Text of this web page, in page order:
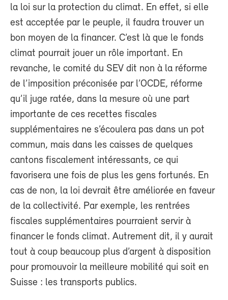
la loi sur la protection du climat. En effet, si elle
est acceptée par le peuple, il faudra trouver un
bon moyen de la financer. C’est là que le fonds
climat pourrait jouer un rôle important. En
revanche, le comité du SEV dit non à la réforme
de l’imposition préconisée par l’OCDE, réforme
qu’il juge ratée, dans la mesure où une part
importante de ces recettes fiscales
supplémentaires ne s’écoulera pas dans un pot
commun, mais dans les caisses de quelques
cantons fiscalement intéressants, ce qui
favorisera une fois de plus les gens fortunés. En
cas de non, la loi devrait être améliorée en faveur
de la collectivité. Par exemple, les rentrées
fiscales supplémentaires pourraient servir à
financer le fonds climat. Autrement dit, il y aurait
tout à coup beaucoup plus d’argent à disposition
pour promouvoir la meilleure mobilité qui soit en
Suisse : les transports publics.